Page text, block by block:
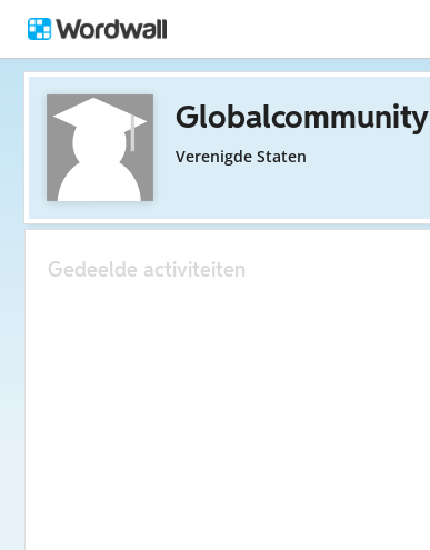
Globalcommunity
Verenigde Staten
Gedeelde activiteiten